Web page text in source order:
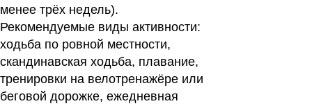
менее трёх недель).
Рекомендуемые виды активности:
ходьба по ровной местности,
скандинавская ходьба, плавание,
тренировки на велотренажёре или
беговой дорожке, ежедневная